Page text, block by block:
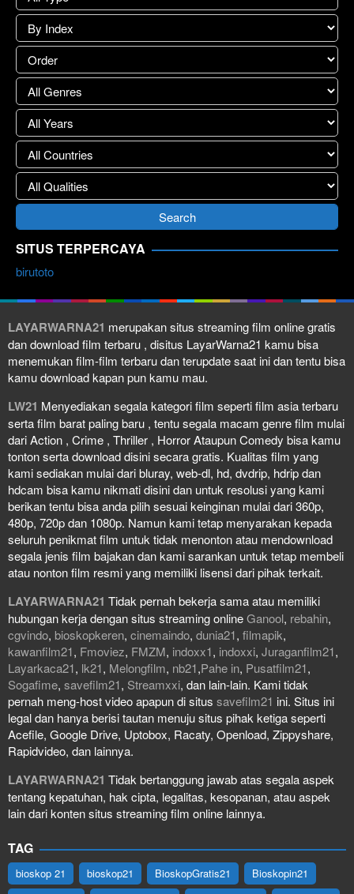
SITUS TERPERCAYA
birutoto
LAYARWARNA21 merupakan situs streaming film online gratis
dan download film terbaru , disitus LayarWarna21 kamu bisa
menemukan film-film terbaru dan terupdate saat ini dan tentu bisa
kamu download kapan pun kamu mau.
LW21 Menyediakan segala kategori film seperti film asia terbaru
serta film barat paling baru , tentu segala macam genre film mulai
dari Action , Crime , Thriller , Horror Ataupun Comedy bisa kamu
tonton serta download disini secara gratis. Kualitas film yang
kami sediakan mulai dari bluray, web-dl, hd, dvdrip, hdrip dan
hdcam bisa kamu nikmati disini dan untuk resolusi yang kami
berikan tentu bisa anda pilih sesuai keinginan mulai dari 360p,
480p, 720p dan 1080p. Namun kami tetap menyarakan kepada
seluruh penikmat film untuk tidak menonton atau mendownload
segala jenis film bajakan dan kami sarankan untuk tetap membeli
atau nonton film resmi yang memiliki lisensi dari pihak terkait.
LAYARWARNA21 Tidak pernah bekerja sama atau memiliki
hubungan kerja dengan situs streaming onlineGanool, rebahin,
cgvindo, bioskopkeren, cinemaindo, dunia21, filmapik,
kawanfilm21, Fmoviez, FMZM, indoxx1, indoxxi, Juraganfilm21,
Layarkaca21, lk21, Melongfilm, nb21,Pahe in, Pusatfilm21,
Sogafime, savefilm21, Streamxxi, dan lain-lain. Kami tidak
pernah meng-host video apapun di situs savefilm21 ini. Situs ini
legal dan hanya berisi tautan menuju situs pihak ketiga seperti
Acefile, Google Drive, Uptobox, Racaty, Openload, Zippyshare,
Rapidvideo, dan lainnya.
LAYARWARNA21 Tidak bertanggung jawab atas segala aspek
tentang kepatuhan, hak cipta, legalitas, kesopanan, atau aspek
lain dari konten situs streaming film online lainnya.
TAG
bioskop 21 bioskop21 BioskopGratis21
Bioskopin21